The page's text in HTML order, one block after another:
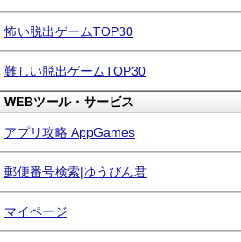
怖い脱出ゲームTOP30
難しい脱出ゲームTOP30
WEBツール・サービス
アプリ攻略 AppGames
郵便番号検索|ゆうびん君
マイページ